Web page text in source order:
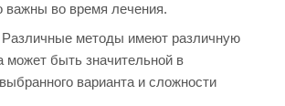
важны во время лечения.
Различные методы имеют различную
может быть значительной в
варианта и сложности